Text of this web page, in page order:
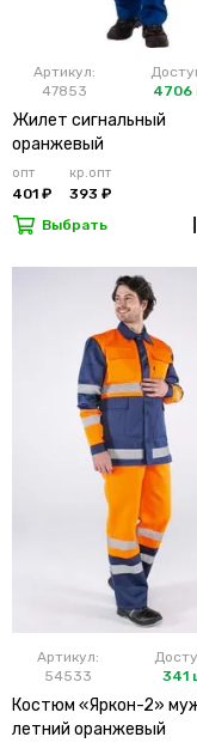
Артикул:
47853
4706
Жилет сигнальный
оранжевый
опт
401 ₽
кр.опт
393 ₽
Выбрать
Артикул:
54533
341
Костюм «Яркон-2»
летний оранжевый